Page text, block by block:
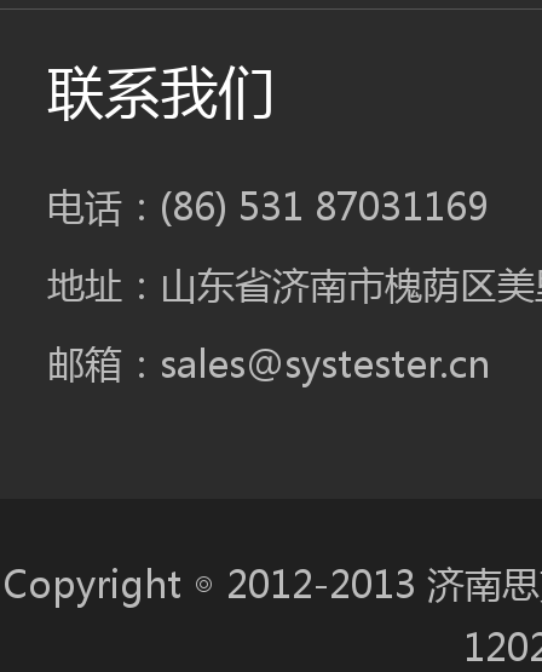
联系我们
电话：(86) 531 87031169
地址：山东省济南市槐荫区
邮箱：sales@systester.cn
Copyright ◎ 2012-2013 济南